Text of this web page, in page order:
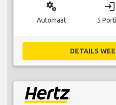
miscellaneous_services
Automaat
login
5
DETAILS